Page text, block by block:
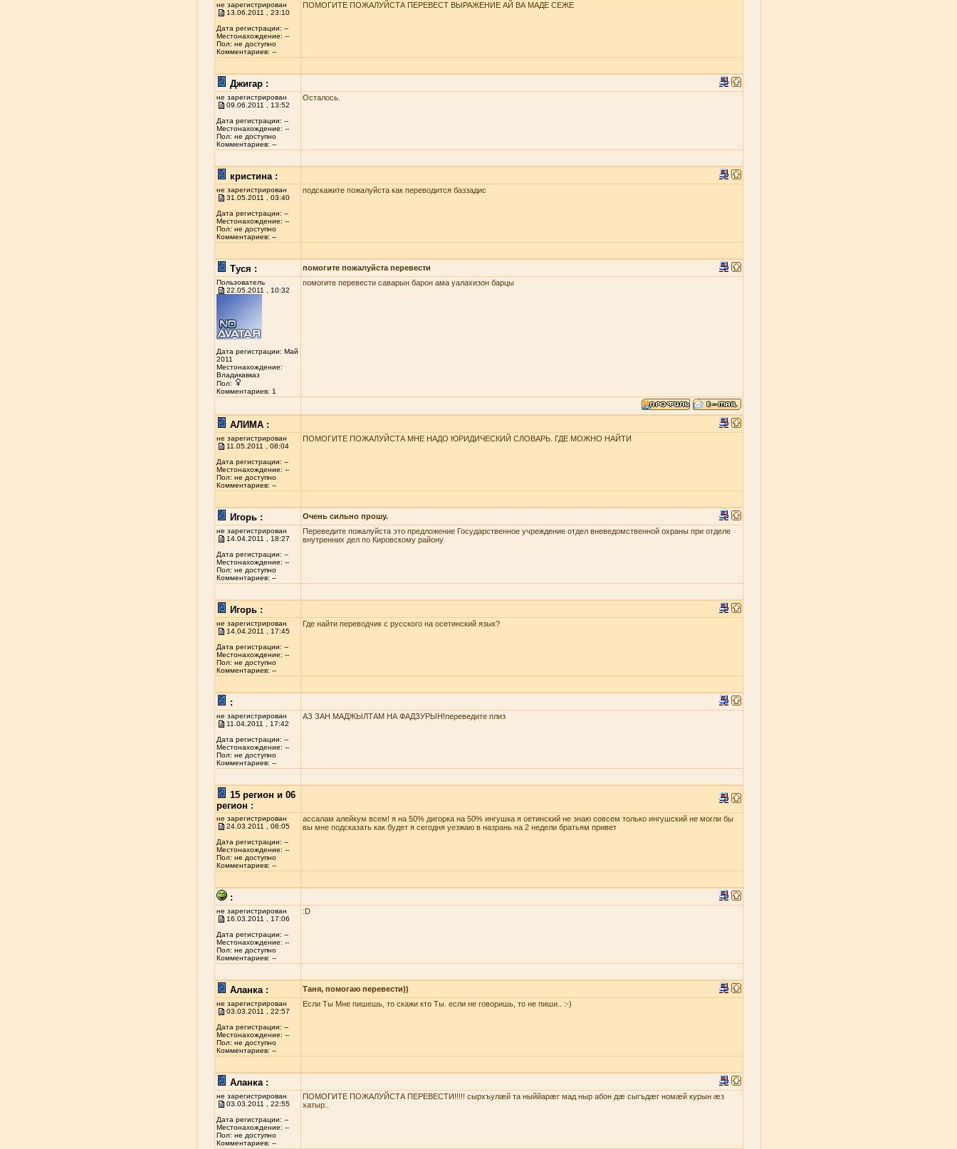
не зарегистрирован
13.06.2011 , 23:10
Дата регистрации: --
Местонахождение: --
Пол: не доступно
Комментариев: --
ПОМОГИТЕ ПОЖАЛУЙСТА ПЕРЕВЕСТ ВЫРАЖЕНИЕ АЙ ВА МАДЕ СЕЖЕ
Джигар :
не зарегистрирован
09.06.2011 , 13:52
Дата регистрации: --
Местонахождение: --
Пол: не доступно
Комментариев: --
Осталось.
кристина :
не зарегистрирован
31.05.2011 , 03:40
Дата регистрации: --
Местонахождение: --
Пол: не доступно
Комментариев: --
подскажите пожалуйста как переводится баззадис
Туся : помогите пожалуйста перевести
Пользователь
22.05.2011 , 10:32
Дата регистрации: Май
2011
Местонахождение:
Владикавказ
Пол:
Комментариев: 1
помогите перевести саварын барон ама уалахизон барцы
АЛИМА :
не зарегистрирован
11.05.2011 , 08:04
Дата регистрации: --
Местонахождение: --
Пол: не доступно
Комментариев: --
ПОМОГИТЕ ПОЖАЛУЙСТА МНЕ НАДО ЮРИДИЧЕСКИЙ СЛОВАРЬ. ГДЕ МОЖНО НАЙТИ
Игорь : Очень сильно прошу.
не зарегистрирован
14.04.2011 , 18:27
Дата регистрации: --
Местонахождение: --
Пол: не доступно
Комментариев: --
Переведите пожалуйста это предложение Государственное учреждение отдел вневедомственной охраны при отделе
внутренних дел по Кировскому району
Игорь :
не зарегистрирован
14.04.2011 , 17:45
Дата регистрации: --
Местонахождение: --
Пол: не доступно
Комментариев: --
Где найти переводчик с русского на осетинский язык?
:
не зарегистрирован
11.04.2011 , 17:42
Дата регистрации: --
Местонахождение: --
Пол: не доступно
Комментариев: --
АЗ ЗАН МАДЖЫЛТАМ НА ФАДЗУРЫН!переведите плиз
15 регион и 06
регион :
не зарегистрирован
24.03.2011 , 06:05
Дата регистрации: --
Местонахождение: --
Пол: не доступно
Комментариев: --
ассалам алейкум всем! я на 50% дигорка на 50% ингушка я оетинский не знаю совсем только ингушский не могли бы
вы мне подсказать как будет я сегодня уезжаю в назрань на 2 недели братьям привет
:
не зарегистрирован
16.03.2011 , 17:06
Дата регистрации: --
Местонахождение: --
Пол: не доступно
Комментариев: --
:D
Аланка : Таня, помогаю перевести))
не зарегистрирован
03.03.2011 , 22:57
Дата регистрации: --
Местонахождение: --
Пол: не доступно
Комментариев: --
Если Ты Мне пишешь, то скажи кто Ты. если не говоришь, то не пиши.. :-)
Аланка :
не зарегистрирован
03.03.2011 , 22:55
Дата регистрации: --
Местонахождение: --
Пол: не доступно
Комментариев: --
ПОМОГИТЕ ПОЖАЛУЙСТА ПЕРЕВЕСТИ!!!!! сырхъулæй та ныййарæг мад ныр абон дæ сыгъдæг номæй курын æз
хатыр..